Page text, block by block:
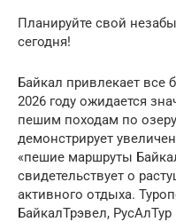
Планируйте свой
сегодня!
Байкал привлекает все
2026 году ожидается
пешим походам по
демонстрирует
«пешие маршруты
свидетельствует о
активного отдыха.
БайкалТрэвел,